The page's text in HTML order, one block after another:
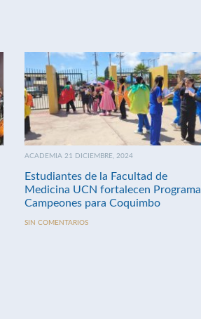
ACADEMIA 21 DICIEMBRE, 2024
Estudiantes de la Facultad de
Medicina UCN fortalecen Programa
Campeones para Coquimbo
SIN COMENTARIOS